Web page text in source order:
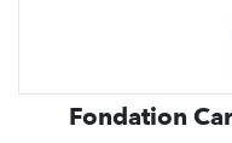
Fondation